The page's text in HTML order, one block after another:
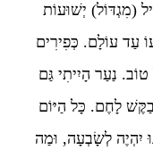
(מִגְדּוֹל) יְשׁוּעוֹת
עַד עוֹלָם. כְּפִירִים
נַעַר הָיִיתִי גַּם
לָחֶם. כָּל הַיּוֹם
יִהְיֶה לְשָׂבְעָה, וּמַה